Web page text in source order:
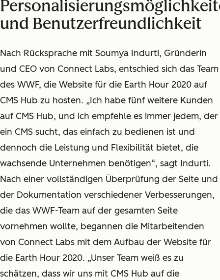
und Benutzerfreundlichkeit
Nach Rücksprache mit Soumya Indurti, Gründerin
und CEO von Connect Labs, entschied sich das Team
des WWF, die Website für die Earth Hour 2020 auf
CMS Hub zu hosten. „Ich habe fünf weitere Kunden
auf CMS Hub, und ich empfehle es immer jedem, der
ein CMS sucht, das einfach zu bedienen ist und
dennoch die Leistung und Flexibilität bietet, die
wachsende Unternehmen benötigen“, sagt Indurti.
Nach einer vollständigen Überprüfung der Seite und
der Dokumentation verschiedener Verbesserungen,
die das WWF-Team auf der gesamten Seite
vornehmen wollte, begannen die Mitarbeitenden
von Connect Labs mit dem Aufbau der Website für
die Earth Hour 2020. „Unser Team weiß es zu
schätzen, dass wir uns mit CMS Hub auf die